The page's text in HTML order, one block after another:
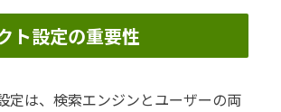
ト設定の重要性
定は、検索エンジンとユーザーの両